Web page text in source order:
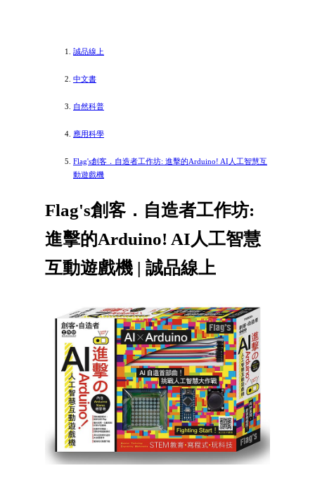
誠品線上
中文書
自然科普
應用科學
Flag's創客．自造者工作坊: 進擊的Arduino! AI人工智慧互
動遊戲機
Flag's創客．自造者工作坊:
進擊的Arduino! AI人工智慧
互動遊戲機 | 誠品線上